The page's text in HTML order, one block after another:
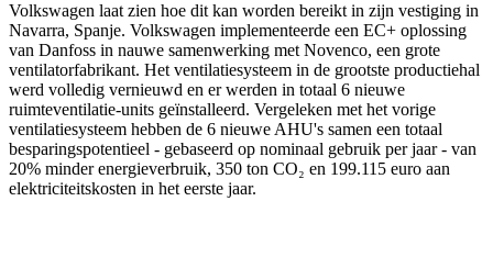
Volkswagen laat zien hoe dit kan worden bereikt in zijn vestiging in
Navarra, Spanje. Volkswagen implementeerde een EC+ oplossing
van Danfoss in nauwe samenwerking met Novenco, een grote
ventilatorfabrikant. Het ventilatiesysteem in de grootste productiehal
werd volledig vernieuwd en er werden in totaal 6 nieuwe
ruimteventilatie-units geïnstalleerd. Vergeleken met het vorige
ventilatiesysteem hebben de 6 nieuwe AHU's samen een totaal
besparingspotentieel - gebaseerd op nominaal gebruik per jaar - van
20% minder energieverbruik, 350 ton CO₂ en 199.115 euro aan
elektriciteitskosten in het eerste jaar.